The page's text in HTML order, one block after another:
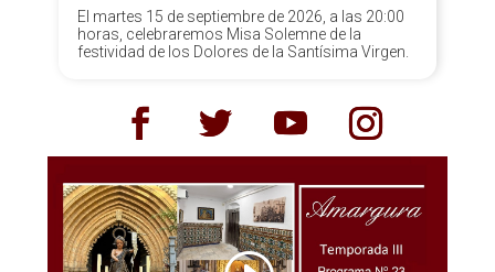
El martes 15 de septiembre de 2026, a las 20:00
horas, celebraremos Misa Solemne de la
festividad de los Dolores de la Santísima Virgen.